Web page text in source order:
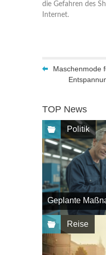
die Gefahren des
Internet.
Maschenmode
TOP News
Politik
Geplante
Reise